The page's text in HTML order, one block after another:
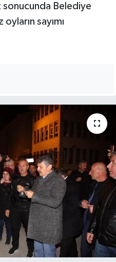
sonucunda Belediye
oyların sayımı